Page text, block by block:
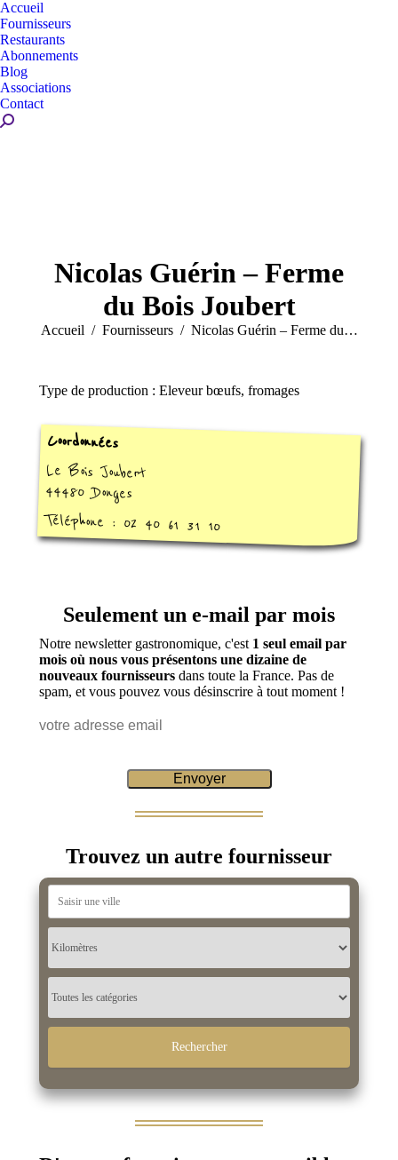
Accueil
Fournisseurs
Restaurants
Abonnements
Blog
Associations
Contact
Recherche
Nicolas Guérin – Ferme
du Bois Joubert
Vous êtes ici :
Accueil Fournisseurs Nicolas Guérin – Ferme du…
Type de production : Eleveur bœufs, fromages
Coordonnées
Le Bois Joubert
44480 Donges
Téléphone : 02 40 61 31 10
Seulement un e-mail par mois
Notre newsletter gastronomique, c'est 1 seul email par
mois où nous vous présentons une dizaine de
nouveaux fournisseurs dans toute la France. Pas de
spam, et vous pouvez vous désinscrire à tout moment !
Trouvez un autre fournisseur